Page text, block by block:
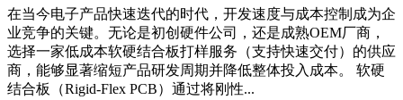
在当今电子产品快速迭代的时代，开发速度与成本控制成为企
业竞争的关键。无论是初创硬件公司，还是成熟OEM厂商，
选择一家低成本软硬结合板打样服务（支持快速交付）的供应
商，能够显著缩短产品研发周期并降低整体投入成本。 软硬
结合板（Rigid-Flex PCB）通过将刚性...